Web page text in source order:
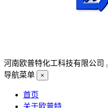
河南欧普特化工科技有限公司
导航菜单
×
首页
关于欧普特